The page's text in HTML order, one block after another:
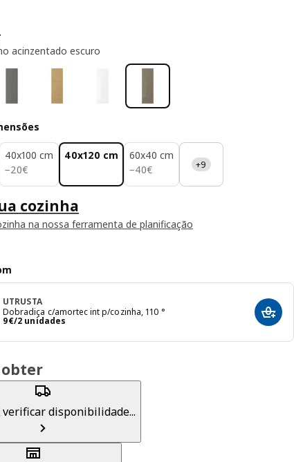
acinzentado escuro
40x100 cm
−20€
20€
40x120 cm
60x40 cm
−40€
40€ +9
cozinha
na nossa ferramenta de planificação
UTRUSTA
Dobradiça c/amortec int p/cozinha, 110 °
9€/2 unidades
Preço 9€/2 unidades
obter
verificar disponibilidade...